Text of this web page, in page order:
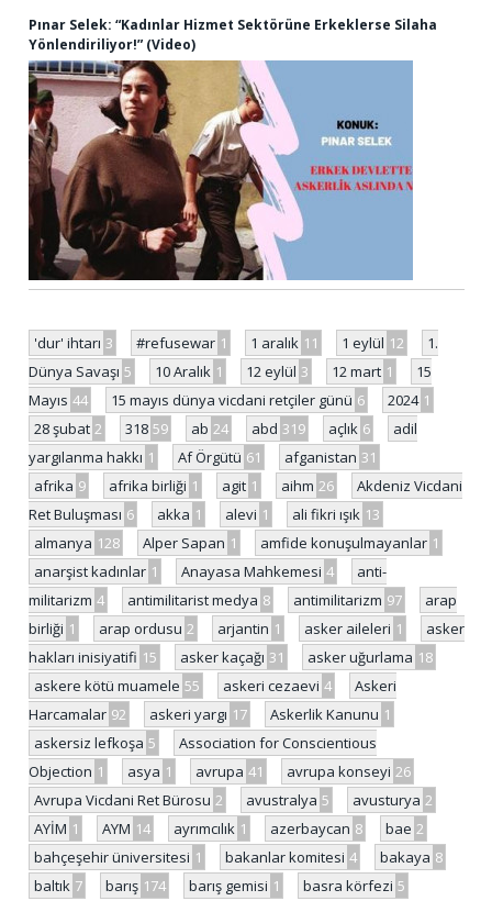
Pınar Selek: “Kadınlar Hizmet Sektörüne Erkeklerse Silaha
Yönlendiriliyor!” (Video)
'dur' ihtarı 3 #refusewar 1 1 aralık 11 1 eylül 12
1.
Dünya Savaşı 5 10 Aralık 1 12 eylül 3 12 mart 1
15
Mayıs 44 15 mayıs dünya vicdani retçiler günü 6 2024 1
28 şubat 2 318 59 ab 24 abd 319 açlık 6
adil
yargılanma hakkı 1 Af Örgütü 61 afganistan 31
afrika 9 afrika birliği 1 agit 1 aihm 26
Akdeniz Vicdani
Ret Buluşması 6 akka 1 alevi 1 ali fikri ışık 13
almanya 128 Alper Sapan 1 amfide konuşulmayanlar 1
anarşist kadınlar 1 Anayasa Mahkemesi 4
anti-
militarizm 4 antimilitarist medya 8 antimilitarizm 97
arap
birliği 1 arap ordusu 2 arjantin 1 asker aileleri 1
asker
hakları inisiyatifi 15 asker kaçağı 31 asker uğurlama 18
askere kötü muamele 55 askeri cezaevi 4
Askeri
Harcamalar 92 askeri yargı 17 Askerlik Kanunu 1
askersiz lefkoşa 5
Association for Conscientious
Objection 1 asya 1 avrupa 41 avrupa konseyi 26
Avrupa Vicdani Ret Bürosu 2 avustralya 5 avusturya 2
AYİM 1 AYM 14 ayrımcılık 1 azerbaycan 8 bae 2
bahçeşehir üniversitesi 1 bakanlar komitesi 4 bakaya 8
baltık 7 barış 174 barış gemisi 1 basra körfezi 5